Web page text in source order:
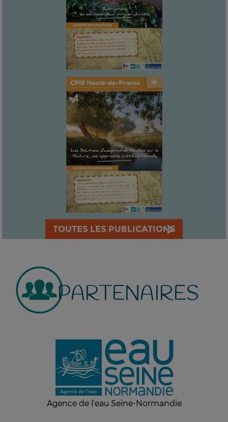
TOUTES LES PUBLICATIONS
PARTENAIRES
Agence de l'eau Seine-Normandie